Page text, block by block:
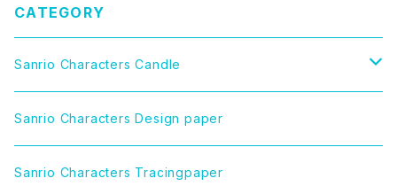
CATEGORY
Sanrio Characters Candle
CINNAMOROLL（シナモロール）
LITTLE TWIN STARS（リトルツインスターズ）
Sanrio Characters Design paper
Sanrio Characters Tracingpaper